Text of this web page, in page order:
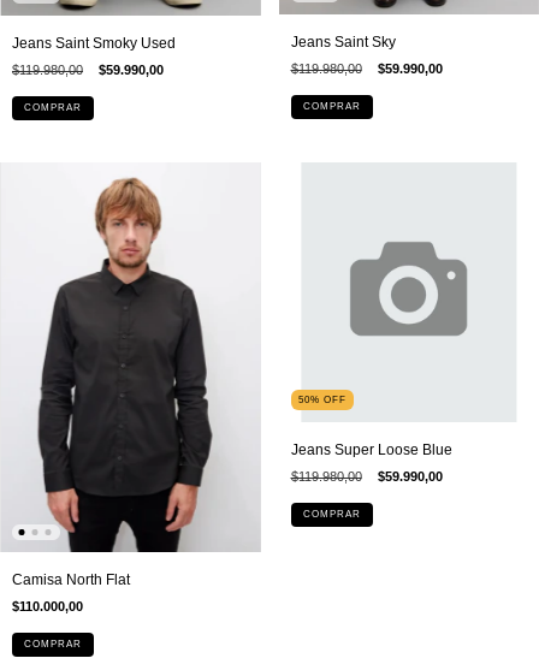
Jeans Saint Smoky Used
$119.980,00 $59.990,00
COMPRAR
Jeans Saint Sky
$119.980,00 $59.990,00
COMPRAR
Camisa North Flat
$110.000,00
COMPRAR
50% OFF
Jeans Super Loose Blue
$119.980,00 $59.990,00
COMPRAR